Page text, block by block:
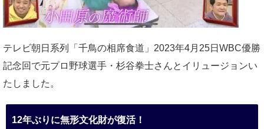
テレビ朝日系列「千鳥の相席食道」2023年4月25日WBC優勝
記念回で元プロ野球選手・杉谷拳士さんとイリュージョンい
たしました。
12年ぶりに無形文化財が復活！